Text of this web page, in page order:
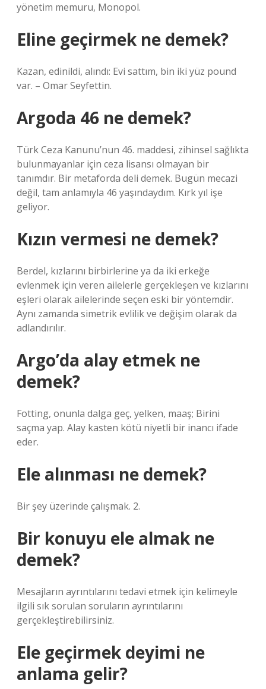
yönetim memuru, Monopol.
Eline geçirmek ne demek?
Kazan, edinildi, alındı: Evi sattım, bin iki yüz pound
var. – Omar Seyfettin.
Argoda 46 ne demek?
Türk Ceza Kanunu’nun 46. maddesi, zihinsel sağlıkta
bulunmayanlar için ceza lisansı olmayan bir
tanımdır. Bir metaforda deli demek. Bugün mecazi
değil, tam anlamıyla 46 yaşındaydım. Kırk yıl işe
geliyor.
Kızın vermesi ne demek?
Berdel, kızlarını birbirlerine ya da iki erkeğe
evlenmek için veren ailelerle gerçekleşen ve kızlarını
eşleri olarak ailelerinde seçen eski bir yöntemdir.
Aynı zamanda simetrik evlilik ve değişim olarak da
adlandırılır.
Argo’da alay etmek ne
demek?
Fotting, onunla dalga geç, yelken, maaş; Birini
saçma yap. Alay kasten kötü niyetli bir inancı ifade
eder.
Ele alınması ne demek?
Bir şey üzerinde çalışmak. 2.
Bir konuyu ele almak ne
demek?
Mesajların ayrıntılarını tedavi etmek için kelimeyle
ilgili sık sorulan soruların ayrıntılarını
gerçekleştirebilirsiniz.
Ele geçirmek deyimi ne
anlama gelir?